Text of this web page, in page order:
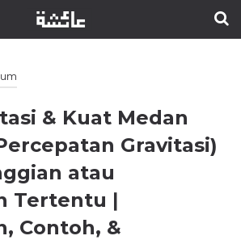
& Kuat Medan
Gravitasi)
atau
Tertentu ǀ
Contoh, &